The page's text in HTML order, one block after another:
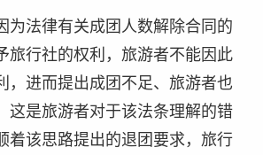
为法律有关成团人数解除合同的
旅行社的权利，旅游者不能因此
，进而提出成团不足、旅游者也
这是旅游者对于该法条理解的错
着该思路提出的退团要求，旅行